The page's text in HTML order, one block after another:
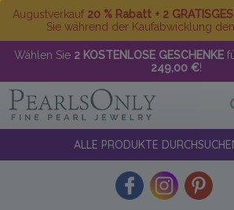
Augustverkauf 20 % Rabatt + 2
Sie während der Kaufabwicklung
Wählen Sie 2 KOSTENLOSE GESCHENKE
249,00 €!
ALLE PRODUKTE